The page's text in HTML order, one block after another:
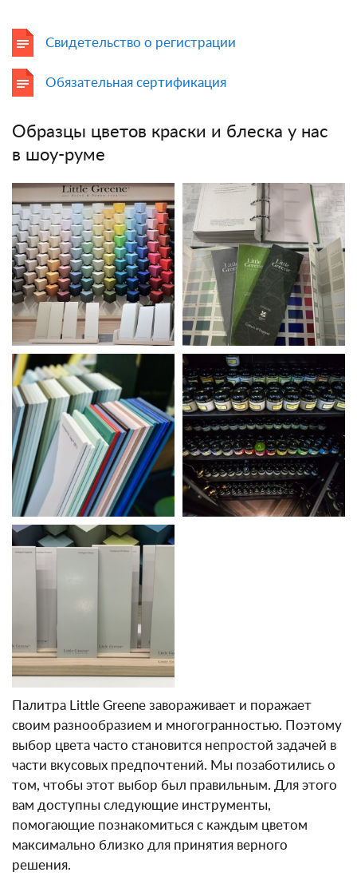
Свидетельство о регистрации
Обязательная сертификация
Образцы цветов краски и блеска у нас
в шоу-руме
Палитра Little Greene завораживает и поражает
своим разнообразием и многогранностью. Поэтому
выбор цвета часто становится непростой задачей в
части вкусовых предпочтений. Мы позаботились о
том, чтобы этот выбор был правильным. Для этого
вам доступны следующие инструменты,
помогающие познакомиться с каждым цветом
максимально близко для принятия верного
решения.